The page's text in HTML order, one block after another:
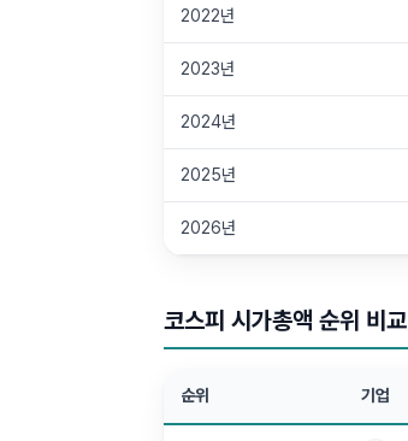
2022년
2023년
2024년
2025년
2026년
코스피 시가총액 순위 비교
순위 기업